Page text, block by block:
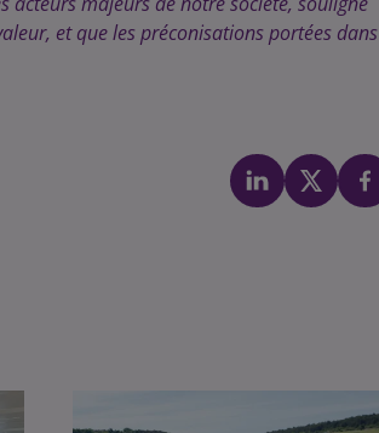
et que les préconisations portées dans